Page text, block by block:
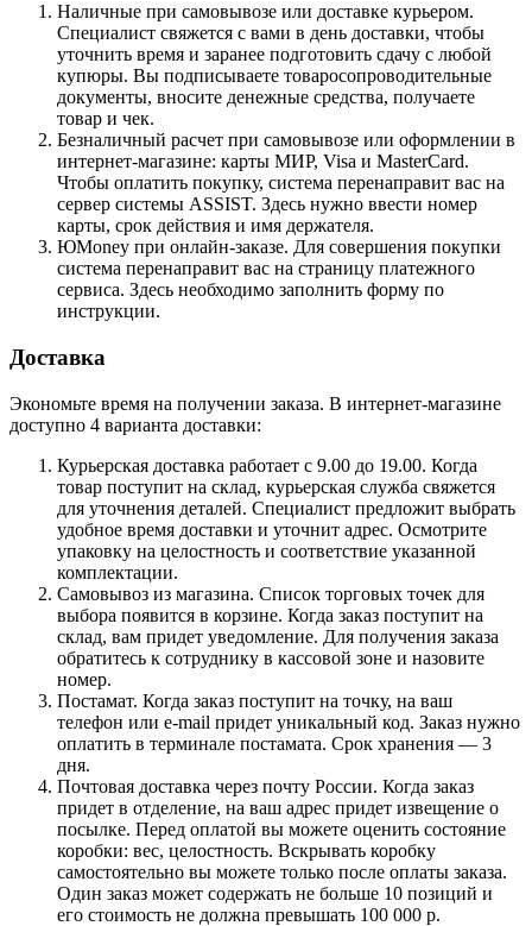
Наличные при самовывозе или доставке курьером.
Специалист свяжется с вами в день доставки, чтобы
уточнить время и заранее подготовить сдачу с любой
купюры. Вы подписываете товаросопроводительные
документы, вносите денежные средства, получаете
товар и чек.
Безналичный расчет при самовывозе или оформлении в
интернет-магазине: карты МИР, Visa и MasterCard.
Чтобы оплатить покупку, система перенаправит вас на
сервер системы ASSIST. Здесь нужно ввести номер
карты, срок действия и имя держателя.
ЮMoney при онлайн-заказе. Для совершения покупки
система перенаправит вас на страницу платежного
сервиса. Здесь необходимо заполнить форму по
инструкции.
Доставка
Экономьте время на получении заказа. В интернет-магазине
доступно 4 варианта доставки:
Курьерская доставка работает с 9.00 до 19.00. Когда
товар поступит на склад, курьерская служба свяжется
для уточнения деталей. Специалист предложит выбрать
удобное время доставки и уточнит адрес. Осмотрите
упаковку на целостность и соответствие указанной
комплектации.
Самовывоз из магазина. Список торговых точек для
выбора появится в корзине. Когда заказ поступит на
склад, вам придет уведомление. Для получения заказа
обратитесь к сотруднику в кассовой зоне и назовите
номер.
Постамат. Когда заказ поступит на точку, на ваш
телефон или e-mail придет уникальный код. Заказ нужно
оплатить в терминале постамата. Срок хранения — 3
дня.
Почтовая доставка через почту России. Когда заказ
придет в отделение, на ваш адрес придет извещение о
посылке. Перед оплатой вы можете оценить состояние
коробки: вес, целостность. Вскрывать коробку
самостоятельно вы можете только после оплаты заказа.
Один заказ может содержать не больше 10 позиций и
его стоимость не должна превышать 100 000 р.